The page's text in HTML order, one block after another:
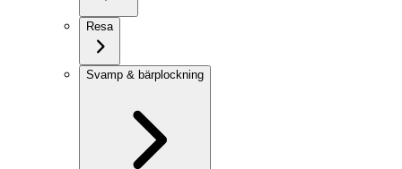
Resa
Svamp & bärplockning